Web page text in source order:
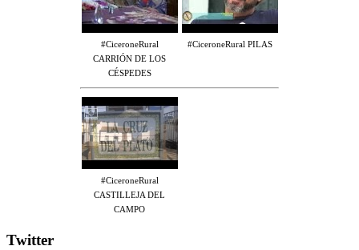
#CiceroneRural
CARRIÓN DE LOS
CÉSPEDES
#CiceroneRural PILAS
#CiceroneRural
CASTILLEJA DEL
CAMPO
Twitter